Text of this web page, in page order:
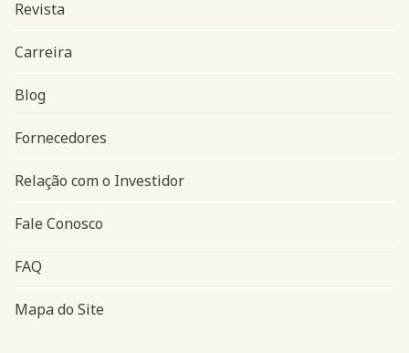
Navegação do rodapé
Revista
Carreira
Blog
Fornecedores
Relação com o Investidor
Fale Conosco
FAQ
Mapa do Site